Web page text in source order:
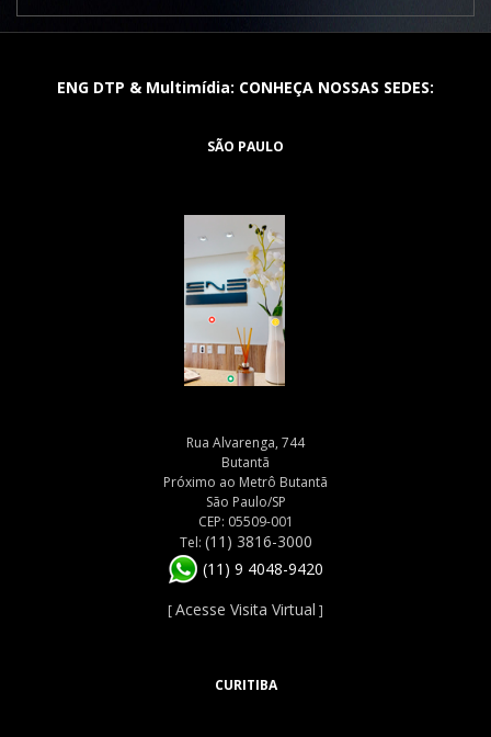
ENG DTP & Multimídia: CONHEÇA NOSSAS SEDES:
SÃO PAULO
Rua Alvarenga, 744
Butantã
Próximo ao Metrô Butantã
São Paulo/SP
CEP: 05509-001
Tel: (11) 3816-3000
(11) 9 4048-9420
[Acesse Visita Virtual ]
CURITIBA